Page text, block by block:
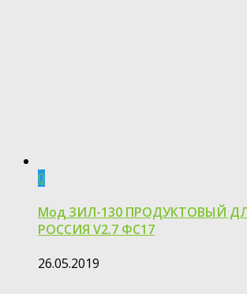
0
Мод ЗИЛ-130 ПРОДУКТОВЫЙ
РОССИЯ V2.7 ФС17
26.05.2019